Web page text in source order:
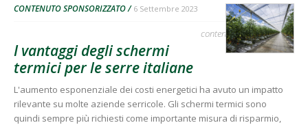
CONTENUTO SPONSORIZZATO 6 Settembre 2023
contenuto sponsorizzato
I vantaggi degli schermi
termici per le serre italiane
L'aumento esponenziale dei costi energetici ha avuto un impatto
rilevante su molte aziende serricole. Gli schermi termici sono
quindi sempre più richiesti come importante misura di risparmio,